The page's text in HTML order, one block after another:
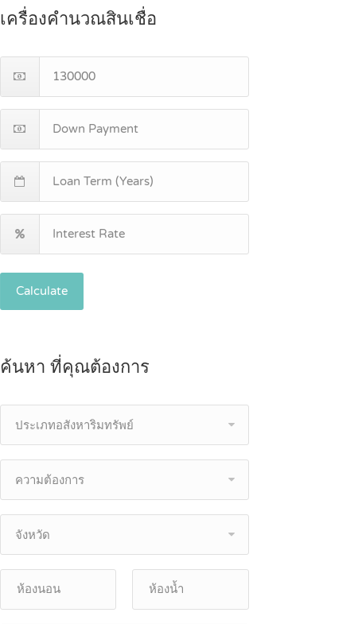
เครื่องคำนวณสินเชื่อ
Calculate
ค้นหา ที่คุณต้องการ
ประเภทอสังหาริมทรัพย์
ความต้องการ
จังหวัด